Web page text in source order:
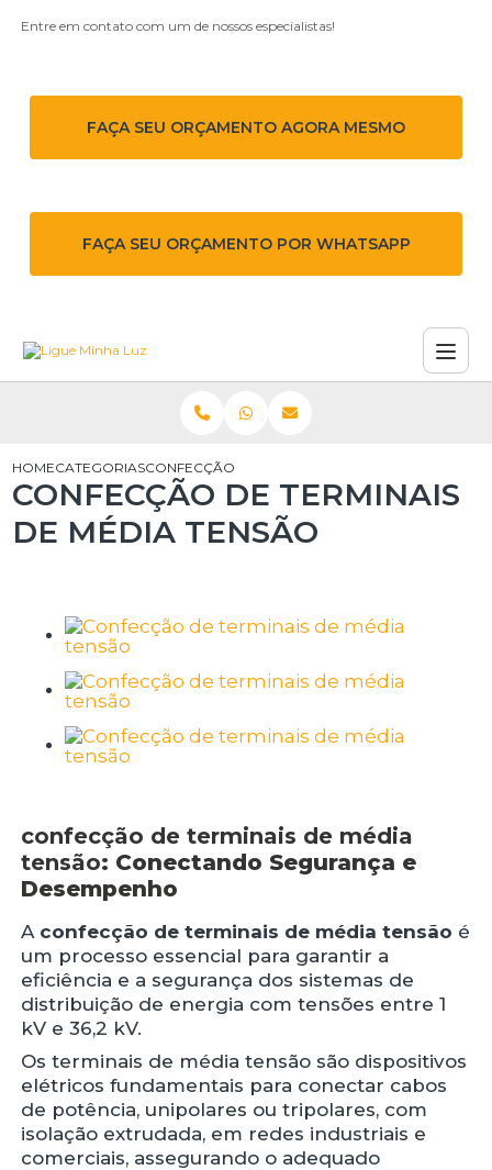
Entre em contato com um de nossos especialistas!
FAÇA SEU ORÇAMENTO AGORA MESMO
FAÇA SEU ORÇAMENTO POR WHATSAPP
HOMECATEGORIASCONFECÇÃO DE TERMINAIS DE MÉDIA TENSÃO
CONFECÇÃO DE TERMINAIS
DE MÉDIA TENSÃO
confecção de terminais de média
tensão: Conectando Segurança e
Desempenho
A confecção de terminais de média tensão é
um processo essencial para garantir a
eficiência e a segurança dos sistemas de
distribuição de energia com tensões entre 1
kV e 36,2 kV.
Os terminais de média tensão são dispositivos
elétricos fundamentais para conectar cabos
de potência, unipolares ou tripolares, com
isolação extrudada, em redes industriais e
comerciais, assegurando o adequado